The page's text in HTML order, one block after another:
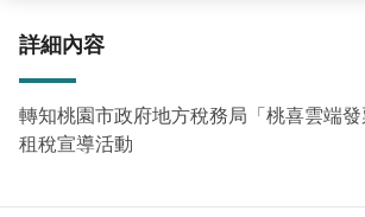
詳細內容
轉知桃園市政府地方稅務局「桃喜雲端發
租稅宣導活動